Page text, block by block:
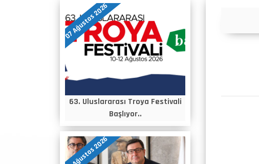
07 Ağustos 2026
63. Uluslararası Troya Festivali
Başlıyor..
07 Ağustos 2026
Duyurular